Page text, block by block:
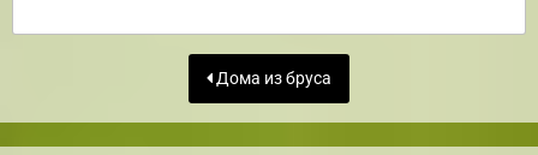
Дома из бруса